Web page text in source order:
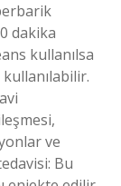
dakika
kullanılsa
ve
Bu